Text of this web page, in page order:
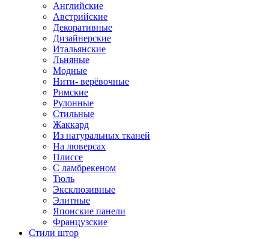
Английские
Австрийские
Декоративные
Дизайнерские
Итальянские
Льняные
Модные
Нити- верёвочные
Римские
Рулонные
Стильные
Жаккард
Из натуральных тканей
На люверсах
Плиссе
С ламбрекеном
Тюль
Эксклюзивные
Элитные
Японские панели
Французские
Стили штор